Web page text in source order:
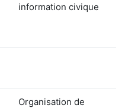
information civique
Organisation de